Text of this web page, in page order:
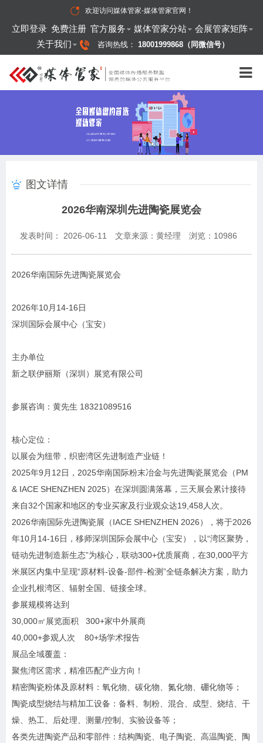
欢迎访问媒体管家-媒体管家官网 ！
立即登录 免费注册 官方服务 媒体管家分站
会展管家矩阵
关于我们
咨询热线： 18001999868（同微信号）
图文详情
2026华南深圳先进陶瓷展览会
发表时间： 2026-06-11 文章来源：黄经理 浏览： 10986
2026华南国际先进陶瓷展览会
2026年10月14-16日
深圳国际会展中心（宝安）
主办单位
新之联伊丽斯（深圳）展览有限公司
参展咨询：黄先生 18321089516
核心定位：
以展会为纽带，织密湾区先进制造产业链！
2025年9月12日，2025华南国际粉末冶金与先进陶瓷展览会（PM
& IACE SHENZHEN 2025）在深圳圆满落幕，三天展会累计接待
来自32个国家和地区的专业买家及行业观众达19,458人次。
2026华南国际先进陶瓷展（IACE SHENZHEN 2026），将于2026
年10月14-16日，移师深圳国际会展中心（宝安），以“湾区聚势，
链动先进制造新生态”为核心，联动300+优质展商，在30,000平方
米展区内集中呈现“原材料-设备-部件-检测”全链条解决方案，助力
企业扎根湾区、辐射全国、链接全球。
参展规模将达到
30,000㎡展览面积 300+家中外展商
40,000+参观人次 80+场学术报告
展品全域覆盖：
聚焦湾区需求，精准匹配产业方向！
精密陶瓷粉体及原材料：氧化物、碳化物、氮化物、硼化物等；
陶瓷成型烧结与精加工设备：备料、制粉、混合、成型、烧结、干
燥、热工、后处理、测量/控制、实验设备等；
各类先进陶瓷产品和零部件：结构陶瓷、电子陶瓷、高温陶瓷、陶